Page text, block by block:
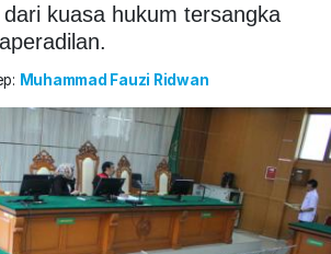
kuasa hukum tersangka
Muhammad Fauzi Ridwan